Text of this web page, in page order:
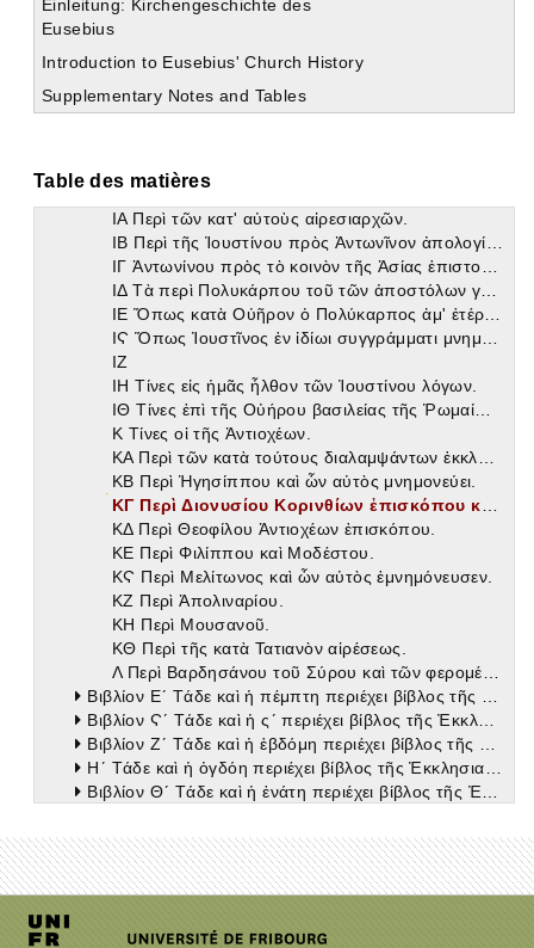
Einleitung: Kirchengeschichte des
Eusebius
Introduction to Eusebius' Church History
Supplementary Notes and Tables
Table des matières
Β Ὁποῖα Ἰουδαῖοι κατ' αὐτὸν πεπόνθασιν.
ΙΑ Περὶ τῶν κατ' αὐτοὺς αἱρεσιαρχῶν.
ΙΒ Περὶ τῆς Ἰουστίνου πρὸς Ἀντωνῖνον ἀπολογίας.
ΙΓ Ἀντωνίνου πρὸς τὸ κοινὸν τῆς Ἀσίας ἐπιστολὴ περὶ τοῦ καθ' ἡμᾶς λόγου.
ΙΔ Τὰ περὶ Πολυκάρπου τοῦ τῶν ἀποστόλων γνωρίμου μνημονευόμενα.
ΙΕ Ὅπως κατὰ Οὐῆρον ὁ Πολύκαρπος ἁμ' ἑτέροις ἐμαρτύρησεν ἐπὶ τῆς Σμυρναίων πόλεως.
ΙϚ Ὅπως Ἰουστῖνος ἐν ἰδίωι συγγράμματι μνημονεύει μαρτύρων.
ΙΖ
ΙΗ Τίνες εἰς ἡμᾶς ἦλθον τῶν Ἰουστίνου λόγων.
ΙΘ Τίνες ἐπὶ τῆς Οὐήρου βασιλείας τῆς Ῥωμαίων καὶ Ἀλεξανδρέων ἐκκλησίας προέστησαν.
Κ Τίνες οἱ τῆς Ἀντιοχέων.
ΚΑ Περὶ τῶν κατὰ τούτους διαλαμψάντων ἐκκλησιαστικῶν συγγραφέων.
ΚΒ Περὶ Ἡγησίππου καὶ ὧν αὐτὸς μνημονεύει.
ΚΓ Περὶ Διονυσίου Κορινθίων ἐπισκόπου καὶ ὧν ἔγραψεν ἐπιστολῶν.
ΚΔ Περὶ Θεοφίλου Ἀντιοχέων ἐπισκόπου.
ΚΕ Περὶ Φιλίππου καὶ Μοδέστου.
ΚϚ Περὶ Μελίτωνος καὶ ὧν αὐτὸς ἐμνημόνευσεν.
ΚΖ Περὶ Ἀπολιναρίου.
ΚΗ Περὶ Μουσανοῦ.
ΚΘ Περὶ τῆς κατὰ Τατιανὸν αἱρέσεως.
Λ Περὶ Βαρδησάνου τοῦ Σύρου καὶ τῶν φερομένων αὐτοῦ λόγων.
Βιβλίον Εʹ Τάδε καὶ ἡ πέμπτη περιέχει βίβλος τῆς Ἐκκλησιαστικῆς ἱστορίας
Βιβλίον Ϛʹ Τάδε καὶ ἡ ςʹ περιέχει βίβλος τῆς Ἐκκλησιαστικῆς ἱστορίας
Βιβλίον Ζʹ Τάδε καὶ ἡ ἑβδόμη περιέχει βίβλος τῆς Ἐκκλησιαστικῆς ἱστορίας
Ηʹ Τάδε καὶ ἡ ὀγδόη περιέχει βίβλος τῆς Ἐκκλησιαστικῆς ἱστορίας
Βιβλίον Θʹ Τάδε καὶ ἡ ἐνάτη περιέχει βίβλος τῆς Ἐκκλησιαστικῆς ἱστορίας